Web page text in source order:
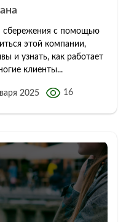
сбережения с помощью
этой компании,
и узнать, как работает
клиенты...
2025 16